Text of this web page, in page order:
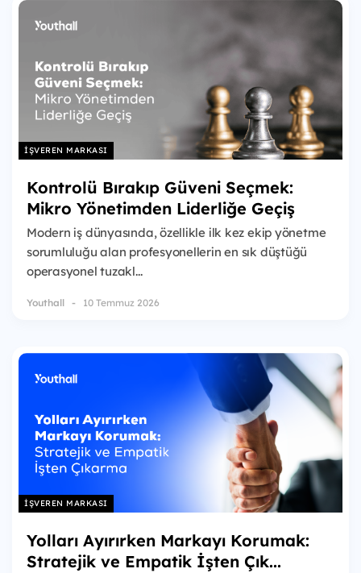
İŞVEREN MARKASI
Kontrolü Bırakıp Güveni Seçmek:
Mikro Yönetimden Liderliğe Geçiş
Modern iş dünyasında, özellikle ilk kez ekip yönetme
sorumluluğu alan profesyonellerin en sık düştüğü
operasyonel tuzakl...
Youthall 10 Temmuz 2026
İŞVEREN MARKASI
Yolları Ayırırken Markayı Korumak:
Stratejik ve Empatik İşten Çık...